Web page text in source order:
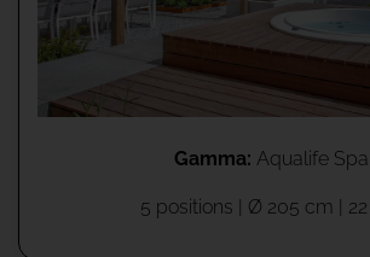
Gamma: Aqualife Spa
5 positions | Ø 205 cm |